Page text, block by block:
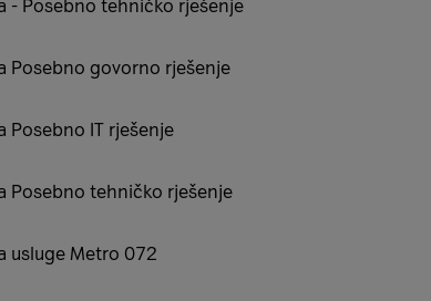
- Posebno tehničko rješenje
Posebno govorno rješenje
Posebno IT rješenje
Posebno tehničko rješenje
usluge Metro 072